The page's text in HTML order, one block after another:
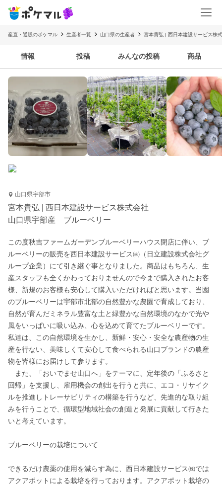
産直・通販のポケマル 生産者一覧 山口県の生産者 宮本貴弘 | 西日本建設サービス株
情報 投稿 みんなの投稿 商品
山口県宇部市
宮本貴弘 | 西日本建設サービス株式会社
山口県宇部産 ブルーベリー
この度秋吉ファームガーデンブルーベリーハウス閉店に伴い、ブ
ルーベリーの販売を西日本建設サービス㈱（日立建設株式会社グ
ループ企業）にて引き継ぐ事となりました。商品はもちろん、生
産スタッフも全くかわっておりませんので今まで購入されたお客
様、新規のお客様も安心して購入いただければと思います。当園
のブルーベリーは宇部市北部の自然豊かな農園で育成しており、
自然が育んだミネラル豊富な土と緑豊かな自然環境のなかで光や
風をいっぱいに吸い込み、心を込めて育てたブルーベリーです。
私達は、この自然環境を生かし、新鮮・安心・安全な農産物の生
産を行ない、美味しくて安心して食べられる山口ブランドの農産
物を皆様にお届けして参ります。
また、「おいでませ山口へ」をテーマに、定年後の「ふるさと
回帰」を支援し、雇用機会の創出を行うと共に、エコ・リサイク
ルを推進しトレーサビリティの構築を行うなど、先進的な取り組
みを行うことで、循環型地域社会の創造と発展に貢献して行きた
いと考えています。
ブルーベリーの栽培について
できるだけ農薬の使用を減らす為に、西日本建設サービス㈱では
アクアポットによる栽培を行っております。アクアポット栽培の